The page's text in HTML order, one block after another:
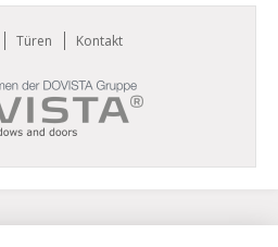
Türen Kontakt